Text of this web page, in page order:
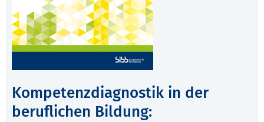
Kompetenzdiagnostik in der
beruflichen Bildung: